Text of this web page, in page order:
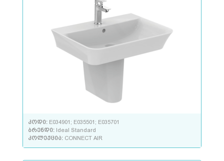
კოდი: E034901; E035501; E035701
ბრენდი: Ideal Standard
კოლექცია: CONNECT AIR